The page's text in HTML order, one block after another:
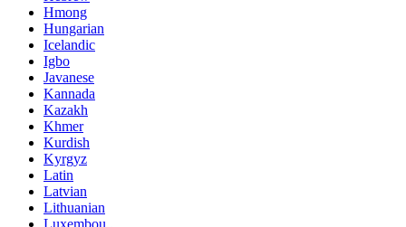
Hmong
Hungarian
Icelandic
Igbo
Javanese
Kannada
Kazakh
Khmer
Kurdish
Kyrgyz
Latin
Latvian
Lithuanian
Luxembou..